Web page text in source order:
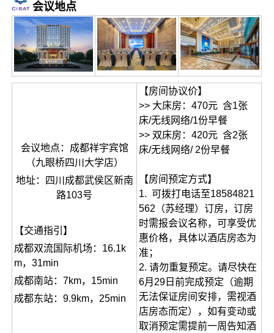
会议地点
会议地点：成都祥宇宾馆
（九眼桥四川大学店）
地址：四川成都武侯区新南
路103号
【交通指引】
成都双流国际机场：16.1k
m，31min
成都南站：7km，15min
成都东站：9.9km，25min
【房间协议价】
>> 大床房：470元 含1张
床/无线网络/1份早餐
>> 双床房：420元 含2张
床/无线网络/ 2份早餐
【房间预定方式】
1. 可拨打电话至18584821
562（苏经理）订房，订房
时需报会议名称，可享受优
惠价格，具体以酒店房态为
准；
2. 请勿重复预定。请尽快在
6月29日前完成预定（逾期
无法保证房间安排，需视酒
店房态而定），如有变动或
取消预定需提前一周告知酒